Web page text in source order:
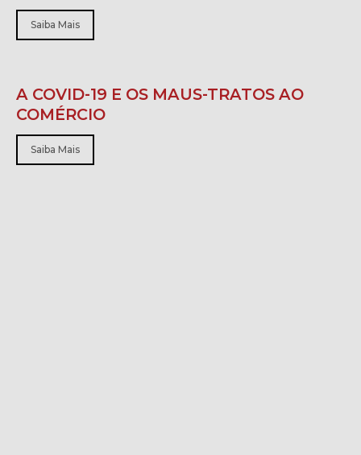
Saiba Mais
A COVID-19 E OS MAUS-TRATOS AO
COMÉRCIO
Saiba Mais